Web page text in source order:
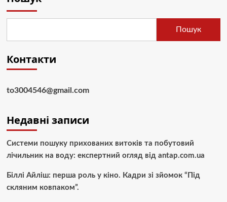
Пошук
Контакти
to3004546@gmail.com
Недавні записи
Системи пошуку прихованих витоків та побутовий
лічильник на воду: експертний огляд від antap.com.ua
Біллі Айліш: перша роль у кіно. Кадри зі зйомок “Під
скляним ковпаком”.